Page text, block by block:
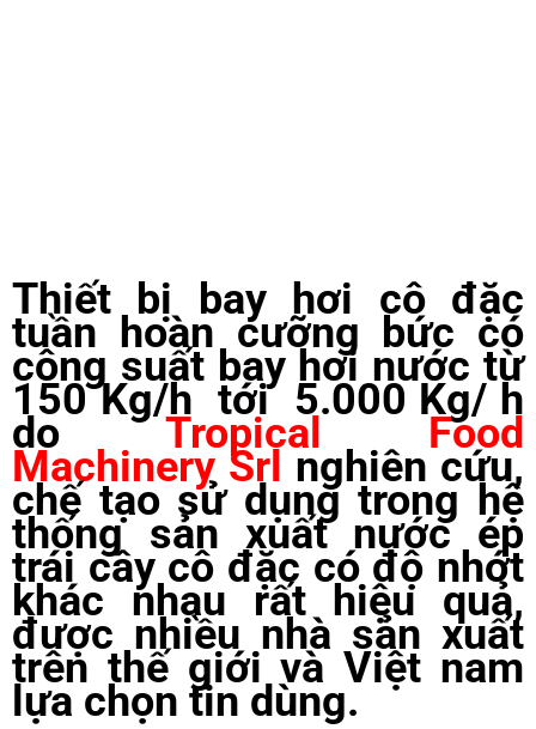
Thiết bị bay hơi cô đặc
tuần hoàn cưỡng bức có
công suất bay hơi nước từ
150 Kg/h tới 5.000 Kg/ h
doTropical Food
Machinery Srl nghiên cứu,
chế tạo sử dụng trong hệ
thống sản xuất nước ép
trái cây cô đặc có độ nhớt
khác nhau rất hiệu quả,
được nhiều nhà sản xuất
trên thế giới và Việt nam
lựa chọn tin dùng.